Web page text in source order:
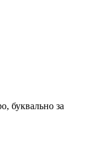
буквально за